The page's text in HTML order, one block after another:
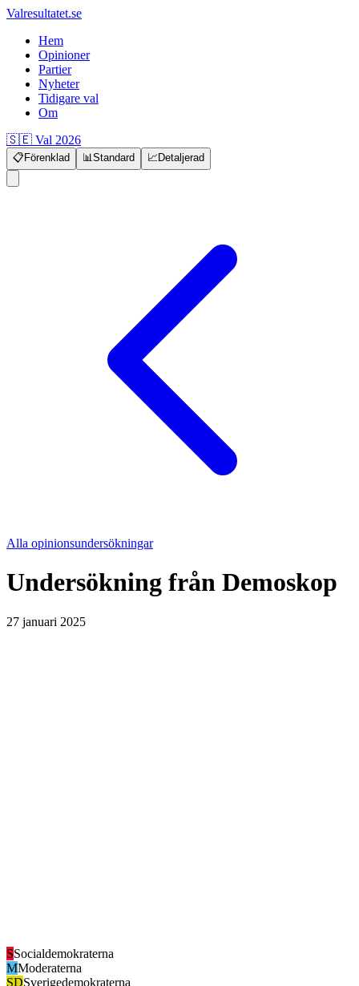
Valresultatet.se
Hem
Opinioner
Partier
Nyheter
Tidigare val
Om
🇸🇪 Val 2026
📋 Förenklad 📊Standard 📈Detaljerad
Alla opinionsundersökningar
Undersökning från Demoskop
27 januari 2025
SSocialdemokraterna
MModeraterna
SDSverigedemokraterna